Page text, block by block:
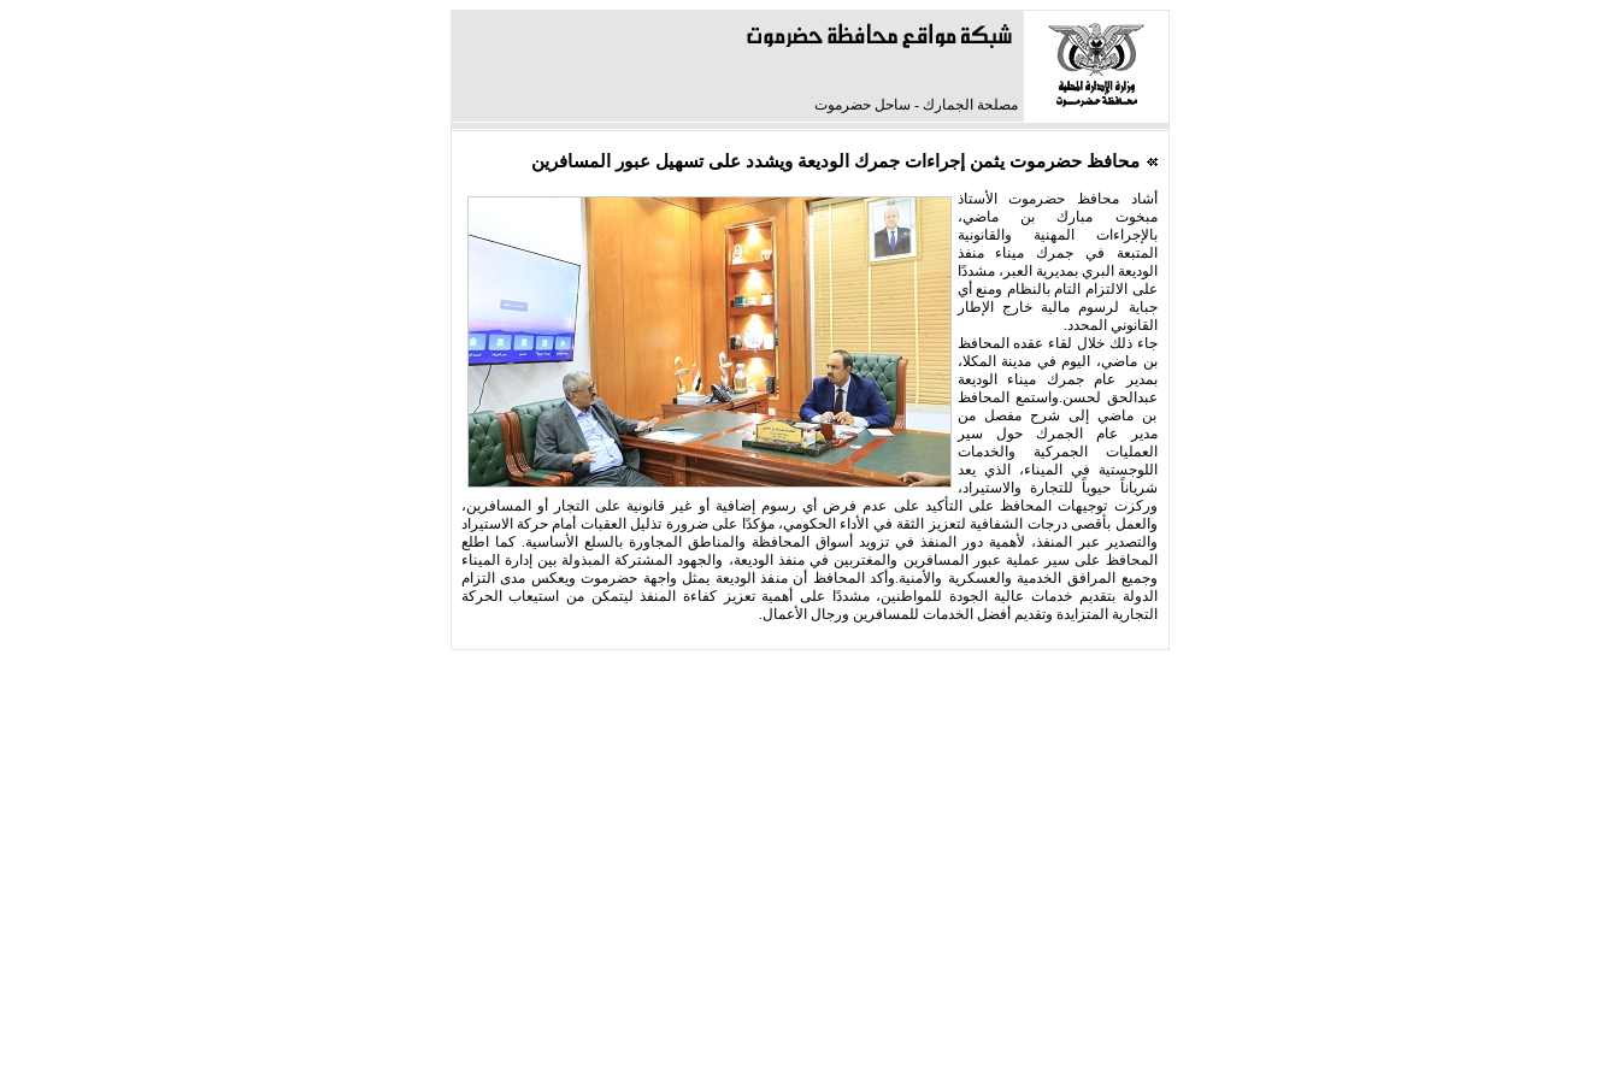
مصلحة الجمارك - ساحل حضرموت
محافظ حضرموت يثمن إجراءات جمرك الوديعة ويشدد على تسهيل عبور المسافرين
​أشاد محافظ حضرموت الأستاذ
مبخوت مبارك بن ماضي،
بالإجراءات المهنية والقانونية
المتبعة في جمرك ميناء منفذ
الوديعة البري بمديرية العبر، مشددًا
على الالتزام التام بالنظام ومنع أي
جباية لرسوم مالية خارج الإطار
القانوني المحدد. ​
جاء ذلك خلال لقاء عقده المحافظ
بن ماضي، اليوم في مدينة المكلا،
بمدير عام جمرك ميناء الوديعة
عبدالحق لحسن. ​واستمع المحافظ
بن ماضي إلى شرح مفصل من
مدير عام الجمرك حول سير
العمليات الجمركية والخدمات
اللوجستية في الميناء، الذي يعد
شرياناً حيوياً للتجارة والاستيراد،
وركزت توجيهات المحافظ على التأكيد على عدم فرض أي رسوم إضافية أو غير قانونية على التجار أو المسافرين،
والعمل بأقصى درجات الشفافية لتعزيز الثقة في الأداء الحكومي، مؤكدًا على ضرورة تذليل العقبات أمام حركة الاستيراد
والتصدير عبر المنفذ، لأهمية دور المنفذ في تزويد أسواق المحافظة والمناطق المجاورة بالسلع الأساسية. كما اطلع
المحافظ على سير عملية عبور المسافرين والمغتربين في منفذ الوديعة، والجهود المشتركة المبذولة بين إدارة الميناء
وجميع المرافق الخدمية والعسكرية والأمنية. ​وأكد المحافظ أن منفذ الوديعة يمثل واجهة حضرموت ويعكس مدى التزام
الدولة بتقديم خدمات عالية الجودة للمواطنين، مشددًا على أهمية تعزيز كفاءة المنفذ ليتمكن من استيعاب الحركة
التجارية المتزايدة وتقديم أفضل الخدمات للمسافرين ورجال الأعمال.